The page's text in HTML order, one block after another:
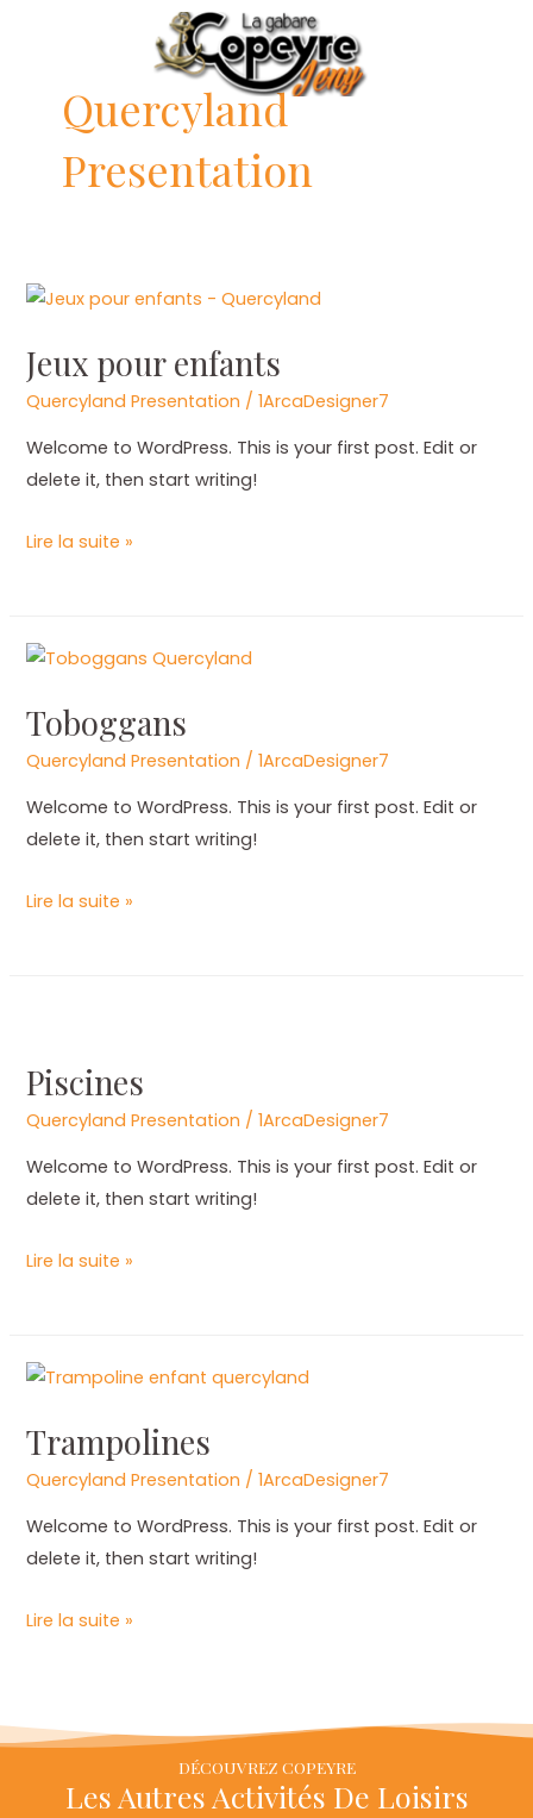
Quercyland
Presentation
Jeux pour enfants
Quercyland Presentation /1ArcaDesigner7
Welcome to WordPress. This is your first post. Edit or
delete it, then start writing!
Jeux
enfants
Lire la suite »
Toboggans
Quercyland Presentation /1ArcaDesigner7
Welcome to WordPress. This is your first post. Edit or
delete it, then start writing!
Toboggans
Lire la suite »
Piscines
Quercyland Presentation /1ArcaDesigner7
Welcome to WordPress. This is your first post. Edit or
delete it, then start writing!
Lire la suite »
Trampolines
Quercyland Presentation /1ArcaDesigner7
Welcome to WordPress. This is your first post. Edit or
delete it, then start writing!
Trampolines
Lire la suite »
DÉCOUVREZ COPEYRE
Les Autres Activités De Loisirs